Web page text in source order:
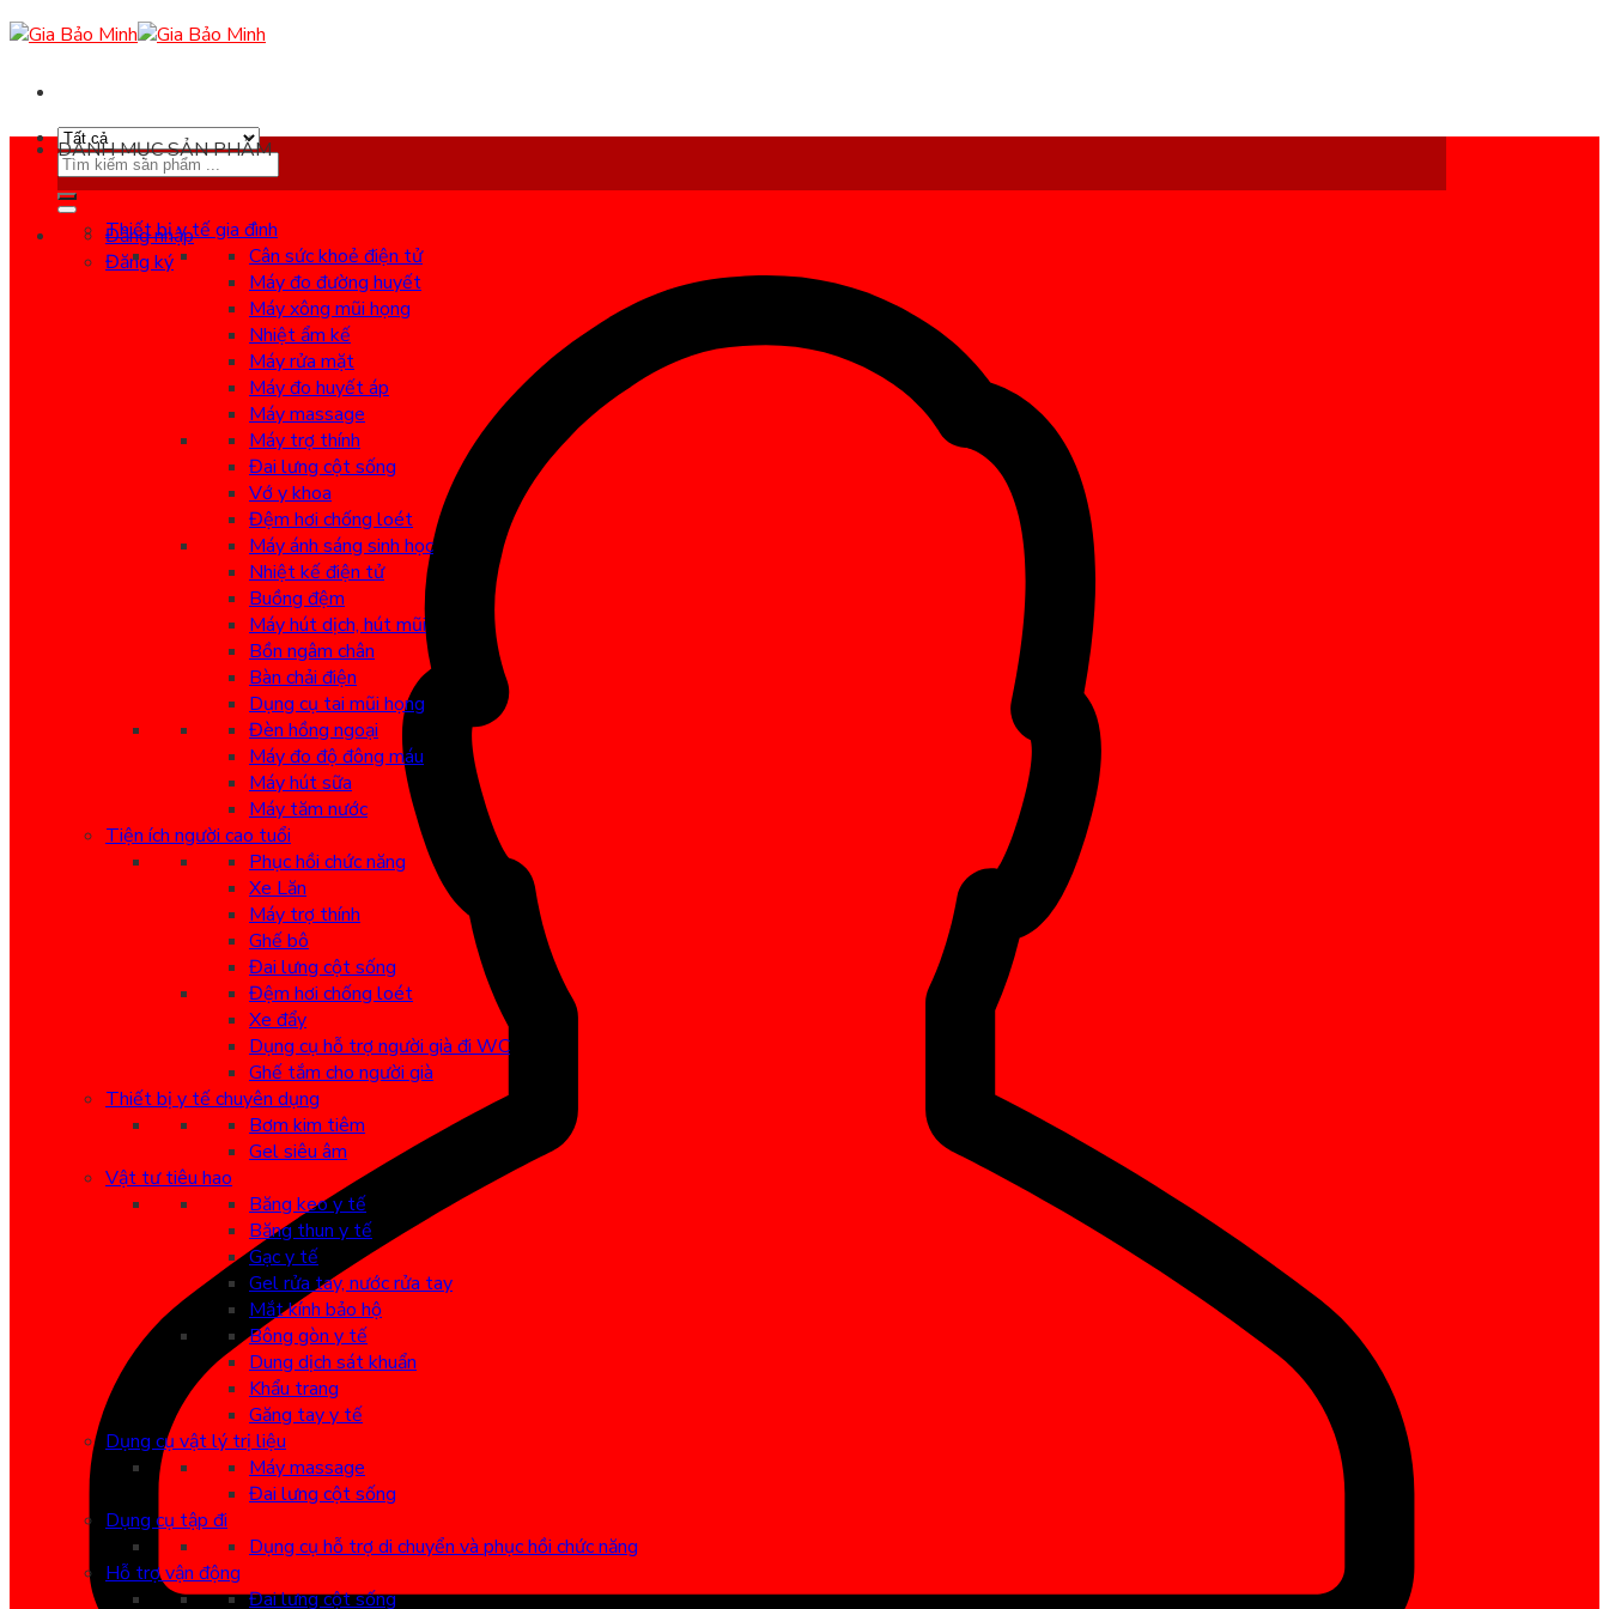
Skip
to
Search
for:
Đăng nhập
Đăng ký
DANH MỤC SẢN PHẨM
Thiết bị y tế gia đình
Cân sức khoẻ điện tử
Máy đo đường huyết
Máy xông mũi họng
Nhiệt ẩm kế
Máy rửa mặt
Máy đo huyết áp
Máy massage
Máy trợ thính
Đai lưng cột sống
Vớ y khoa
Đệm hơi chống loét
Máy ánh sáng sinh học
Nhiệt kế điện tử
Buồng đệm
Máy hút dịch, hút mũi
Bồn ngâm chân
Bàn chải điện
Dụng cụ tai mũi họng
Đèn hồng ngoại
Máy đo độ đông máu
Máy hút sữa
Máy tăm nước
Tiện ích người cao tuổi
Phục hồi chức năng
Xe Lăn
Máy trợ thính
Ghế bô
Đai lưng cột sống
Đệm hơi chống loét
Xe đẩy
Dụng cụ hỗ trợ người già đi WC
Ghế tắm cho người già
Thiết bị y tế chuyên dụng
Bơm kim tiêm
Gel siêu âm
Vật tư tiêu hao
Băng keo y tế
Băng thun y tế
Gạc y tế
Gel rửa tay, nước rửa tay
Mắt kính bảo hộ
Bông gòn y tế
Dung dịch sát khuẩn
Khẩu trang
Găng tay y tế
Dụng cụ vật lý trị liệu
Máy massage
Đai lưng cột sống
Dụng cụ tập đi
Dụng cụ hỗ trợ di chuyển và phục hồi chức năng
Hỗ trợ vận động
Đai lưng cột sống